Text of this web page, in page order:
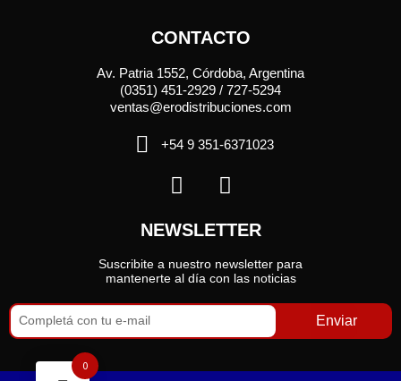
CONTACTO
Av. Patria 1552, Córdoba, Argentina
(0351) 451-2929 / 727-5294
ventas@erodistribuciones.com
+54 9 351-6371023
NEWSLETTER
Suscribite a nuestro newsletter para
mantenerte al día con las noticias
Enviar
0